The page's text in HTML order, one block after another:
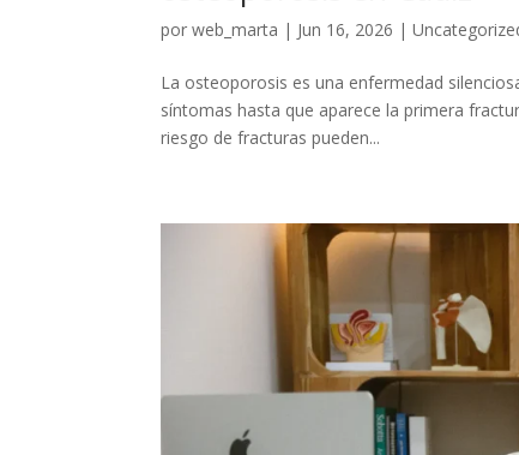
porweb_marta | Jun 16, 2026 |
La osteoporosis es una enfermedad
síntomas hasta que aparece la primera
riesgo de fracturas pueden...